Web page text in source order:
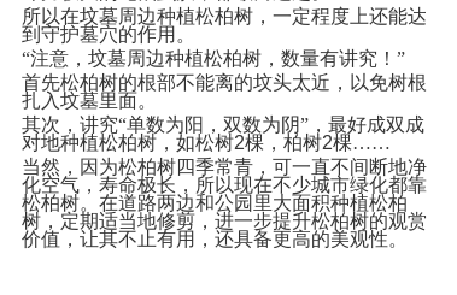
所以在坟墓周边种植松柏树，一定程度上还能达
到守护墓穴的作用。
“注意，坟墓周边种植松柏树，数量有讲究！”
首先松柏树的根部不能离的坟头太近，以免树根
扎入坟墓里面。
其次，讲究“单数为阳，双数为阴”，最好成双成
对地种植松柏树，如松树2棵，柏树2棵……
当然，因为松柏树四季常青，可一直不间断地净
化空气，寿命极长，所以现在不少城市绿化都靠
松柏树。在道路两边和公园里大面积种植松柏
树，定期适当地修剪，进一步提升松柏树的观赏
价值，让其不止有用，还具备更高的美观性。